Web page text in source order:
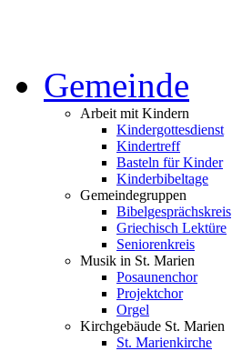
Gemeinde
Arbeit mit Kindern
Kindergottesdienst
Kindertreff
Basteln für Kinder
Kinderbibeltage
Gemeindegruppen
Bibelgesprächskreis
Griechisch Lektüre
Seniorenkreis
Musik in St. Marien
Posaunenchor
Projektchor
Orgel
Kirchgebäude St. Marien
St. Marienkirche